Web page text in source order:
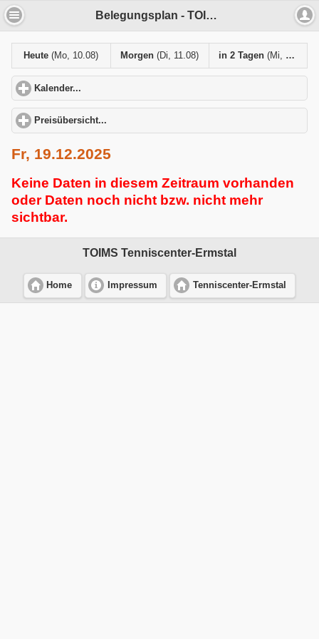
Belegungsplan - TOIMS Tenniscenter-Ermstal
Heute(Mo, 10.08) Morgen(Di, 11.08) in 2 Tagen (Mi, 12.08)
Kalender...
Preisübersicht...
Fr, 19.12.2025
Keine Daten in diesem Zeitraum vorhanden
oder Daten noch nicht bzw. nicht mehr
sichtbar.
TOIMS Tenniscenter-Ermstal
Home Impressum Tenniscenter-Ermstal